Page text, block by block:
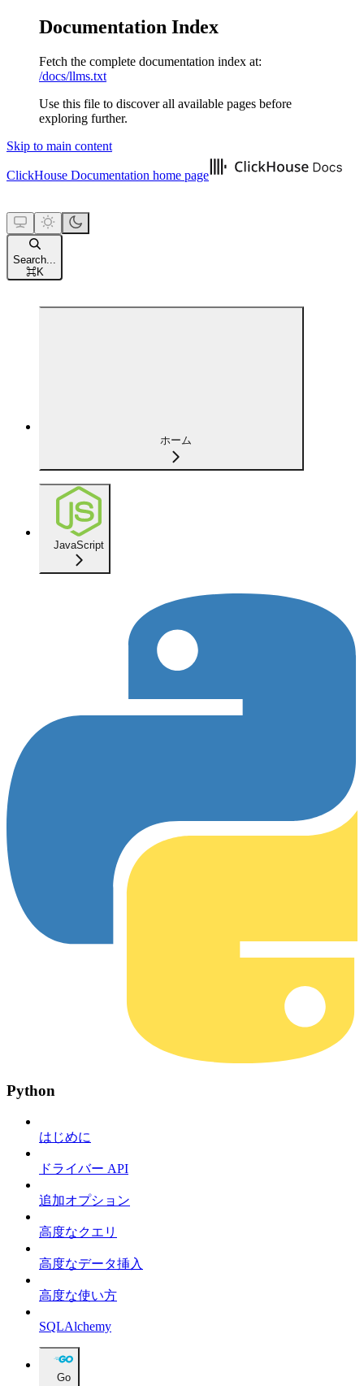
Documentation Index
Fetch the complete documentation index at:
/docs/llms.txt
Use this file to discover all available pages before
exploring further.
Skip to main content
ClickHouse Documentation home page
Search...
⌘K
ホーム
JavaScript
Python
はじめに
ドライバー API
追加オプション
高度なクエリ
高度なデータ挿入
高度な使い方
SQLAlchemy
Go